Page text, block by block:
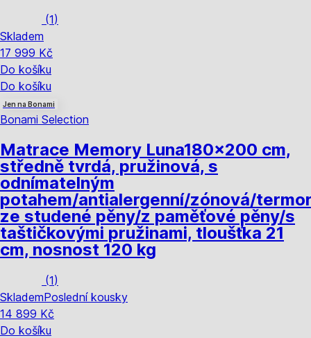
(1)
Skladem
17 999 Kč
Do košíku
Do košíku
Jen na Bonami
Bonami Selection
Matrace Memory Luna180x200 cm,
středně tvrdá, pružinová, s
odnímatelným
potahem/antialergenní/zónová/
ze studené pěny/z paměťové pěny/s
taštičkovými pružinami, tloušťka 21
cm, nosnost 120 kg
(1)
SklademPoslední kousky
14 899 Kč
Do košíku